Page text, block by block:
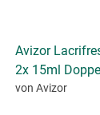
Avizor
2x 15ml
von Avizor